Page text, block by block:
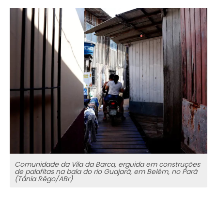
Comunidade da Vila da Barca, erguida em construções
de palafitas na baía do rio Guajará, em Belém, no Pará
(Tânia Rêgo/ABr)